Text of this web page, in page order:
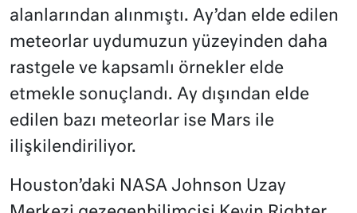
alanlarından alınmıştı. Ay’dan elde edilen
meteorlar uydumuzun yüzeyinden daha
rastgele ve kapsamlı örnekler elde
etmekle sonuçlandı. Ay dışından elde
edilen bazı meteorlar ise Mars ile
ilişkilendiriliyor.
Houston’daki NASA Johnson Uzay